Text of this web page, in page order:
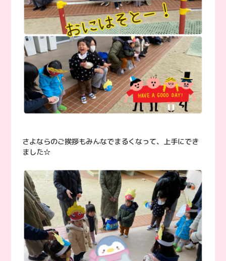
さよならのご挨拶もみんなでまるくなって、上手にでき
ました☆